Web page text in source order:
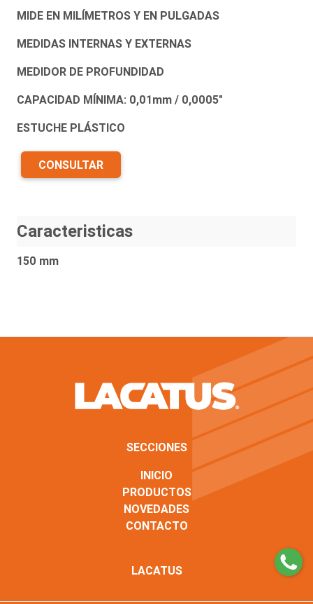
MIDE EN MILÍMETROS Y EN PULGADAS
MEDIDAS INTERNAS Y EXTERNAS
MEDIDOR DE PROFUNDIDAD
CAPACIDAD MÍNIMA: 0,01mm / 0,0005"
ESTUCHE PLÁSTICO
CONSULTAR
Caracteristicas
150 mm
SECCIONES
INICIO
PRODUCTOS
NOVEDADES
CONTACTO
LACATUS